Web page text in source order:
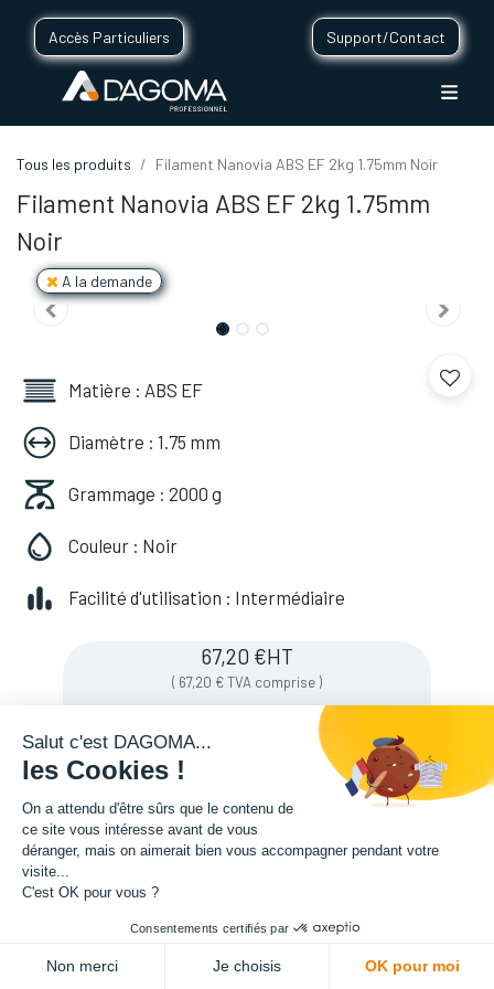
Accès Particuliers Support/Contact
Tous les produits Filament Nanovia ABS EF 2kg 1.75mm Noir
Filament Nanovia ABS EF 2kg 1.75mm
Noir
A la demande
Matière : ABS EF
Diamètre : 1.75 mm
Grammage : 2000 g
Couleur : Noir
Facilité d'utilisation : Intermédiaire
67,20 €HT
( 67,20 €TVA comprise )
Soyez averti lorsque le produit est de
nouveau en stock
Salut c'est DAGOMA...
les Cookies !
On a attendu d'être sûrs que le contenu de
ce site vous intéresse avant de vous
déranger, mais on aimerait bien vous accompagner pendant votre
visite...
C'est OK pour vous ?
Consentements certifiés par
Non merci Je choisis OK pour moi